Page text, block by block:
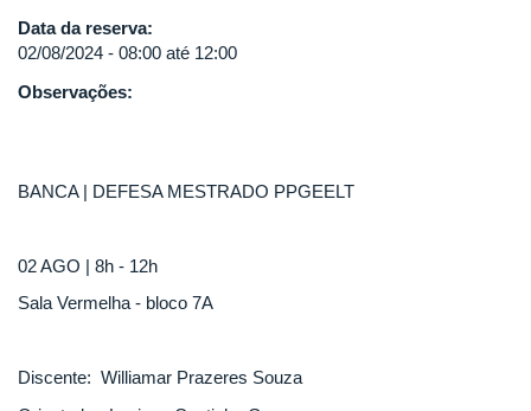
Data da reserva:
02/08/2024 - 08:00 até 12:00
Observações:
BANCA | DEFESA MESTRADO PPGEELT
02 AGO | 8h - 12h
Sala Vermelha - bloco 7A
Discente: Williamar Prazeres Souza